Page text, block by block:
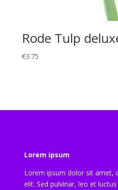
Rode Tulp
€3.75
Lorem ipsum
Lorem ipsum dolor sit amet,
elit. Sed pulvinar, leo et